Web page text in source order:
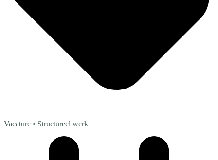
Vacature • Structureel werk